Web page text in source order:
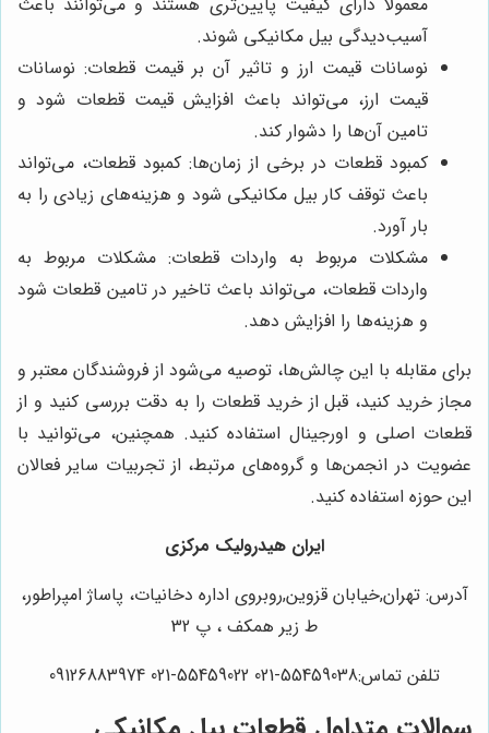
آسیب‌دیدگی بیل مکانیکی شوند.
نوسانات قیمت ارز و تاثیر آن بر قیمت قطعات: نوسانات
قیمت ارز، می‌تواند باعث افزایش قیمت قطعات شود و
تامین آن‌ها را دشوار کند.
کمبود قطعات در برخی از زمان‌ها: کمبود قطعات، می‌تواند
باعث توقف کار بیل مکانیکی شود و هزینه‌های زیادی را به
بار آورد.
مشکلات مربوط به واردات قطعات: مشکلات مربوط به
واردات قطعات، می‌تواند باعث تاخیر در تامین قطعات شود
و هزینه‌ها را افزایش دهد.
برای مقابله با این چالش‌ها، توصیه می‌شود از فروشندگان معتبر و
مجاز خرید کنید، قبل از خرید قطعات را به دقت بررسی کنید و از
قطعات اصلی و اورجینال استفاده کنید. همچنین، می‌توانید با
عضویت در انجمن‌ها و گروه‌های مرتبط، از تجربیات سایر فعالان
این حوزه استفاده کنید.
ایران هیدرولیک مرکزی
آدرس: تهران,خیابان قزوین,روبروی اداره دخانیات، پاساژ امپراطور،
ط زیر همکف ، پ 32
تلفن تماس:55459038-021 55459022-021 09126883974